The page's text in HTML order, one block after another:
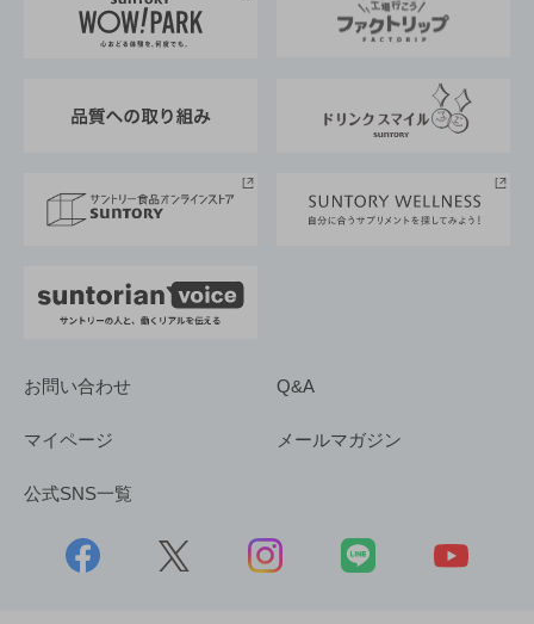
地域情報
サントリーサンバーズ大阪
サントリーが考えるサステナビリティ経営
企業概要
採用情報
お問い合わせ Q&A
マイページ メールマガジン
公式SNS一覧